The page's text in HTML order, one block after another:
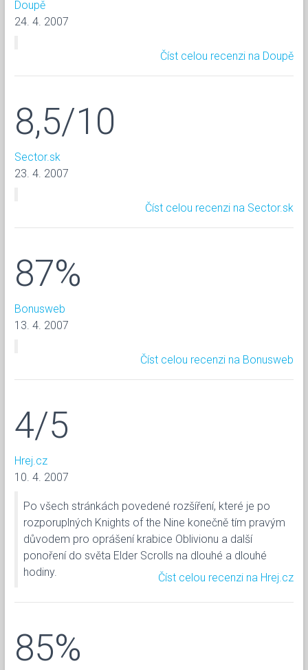
Doupě
24. 4. 2007
Číst celou recenzi na Doupě
8,5/10
Sector.sk
23. 4. 2007
Číst celou recenzi na Sector.sk
87%
Bonusweb
13. 4. 2007
Číst celou recenzi na Bonusweb
4/5
Hrej.cz
10. 4. 2007
Po všech stránkách povedené rozšíření, které je po
rozporuplných Knights of the Nine konečně tím pravým
důvodem pro oprášení krabice Oblivionu a další
ponoření do světa Elder Scrolls na dlouhé a dlouhé
hodiny.
Číst celou recenzi na Hrej.cz
85%